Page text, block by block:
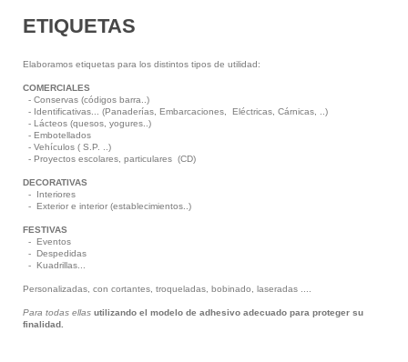
ETIQUETAS
Elaboramos etiquetas para los distintos tipos de utilidad:
COMERCIALES
- Conservas (códigos barra..)
- Identificativas... (Panaderías, Embarcaciones, Eléctricas, Cárnicas, ..)
- Lácteos (quesos, yogures..)
- Embotellados
- Vehículos ( S.P. ..)
- Proyectos escolares, particulares (CD)
DECORATIVAS
- Interiores
- Exterior e interior (establecimientos..)
FESTIVAS
- Eventos
- Despedidas
- Kuadrillas...
Personalizadas, con cortantes, troqueladas, bobinado, laseradas ....
Para todas ellas utilizando el modelo de adhesivo adecuado para proteger su
finalidad.